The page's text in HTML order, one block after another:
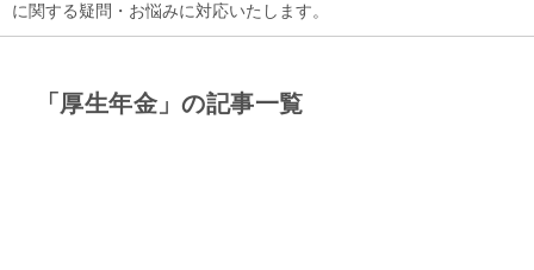
に関する疑問・お悩みに対応いたします。
「厚生年金」の記事一覧